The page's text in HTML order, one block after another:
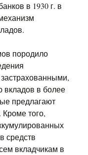
в 1930 г. в
породило
вкладов в более
предлагают
того,
средств
вкладчикам в